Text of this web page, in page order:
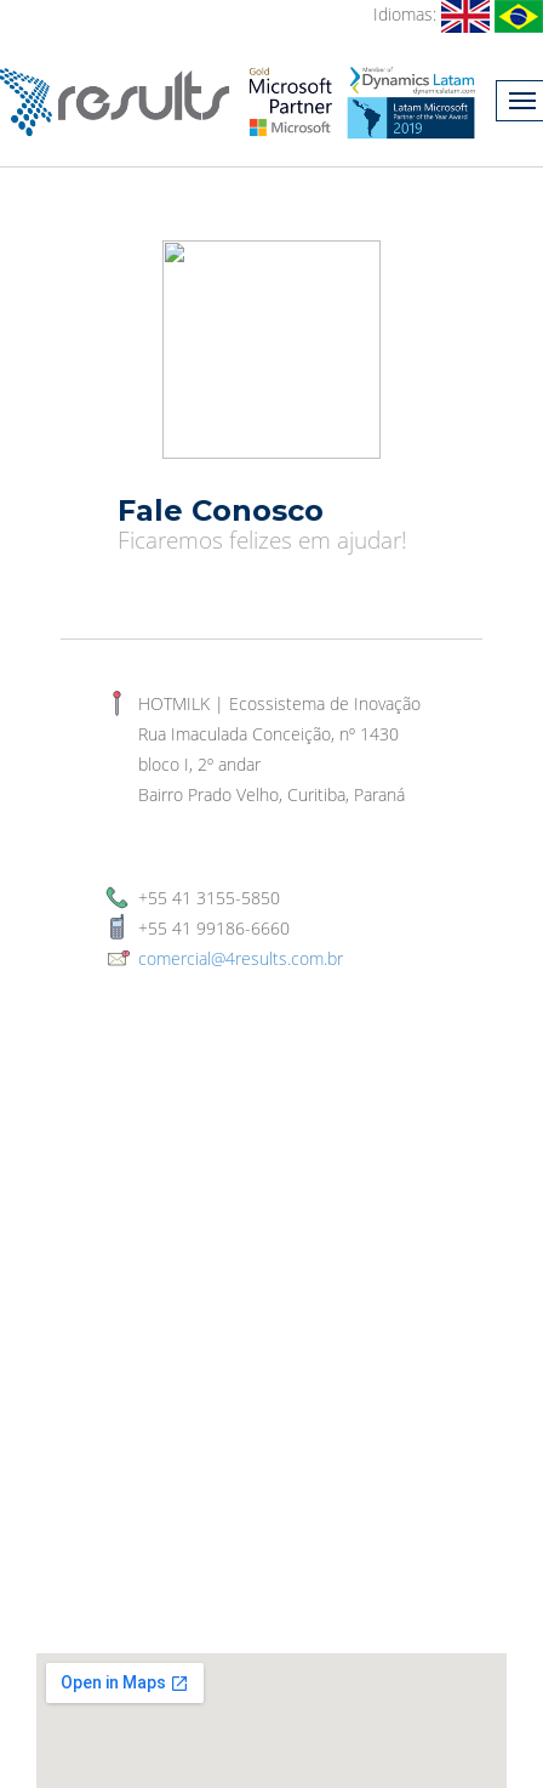
Idiomas:
Fale Conosco
Ficaremos felizes em ajudar!
HOTMILK | Ecossistema de Inovação
Rua Imaculada Conceição, nº 1430
bloco I, 2º andar
Bairro Prado Velho, Curitiba, Paraná
+55 41 3155-5850
+55 41 99186-6660
comercial@4results.com.br